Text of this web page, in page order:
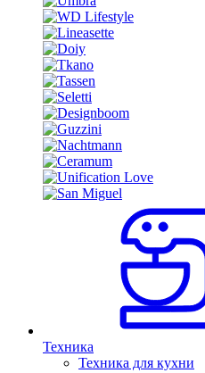
Техника
Техника для кухни